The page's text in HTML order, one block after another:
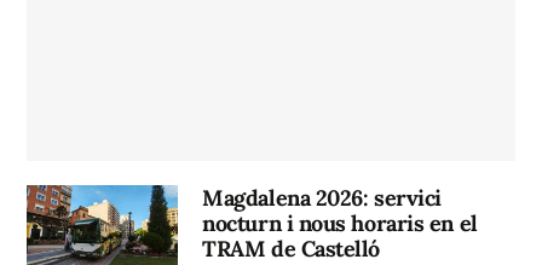
Magdalena 2026: servici
nocturn i nous horaris en el
TRAM de Castelló